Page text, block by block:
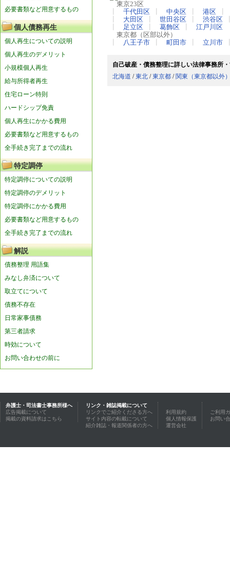
必要書類など用意するもの
個人債務再生
個人再生についての説明
個人再生のデメリット
小規模個人再生
給与所得者再生
住宅ローン特則
ハードシップ免責
個人再生にかかる費用
必要書類など用意するもの
全手続き完了までの流れ
特定調停
特定調停についての説明
特定調停のデメリット
特定調停にかかる費用
必要書類など用意するもの
全手続き完了までの流れ
解説
債務整理 用語集
みなし弁済について
取立てについて
債務不存在
日常家事債務
第三者請求
時効について
お問い合わせの前に
東京23区
千代田区 中央区 港区
大田区 世田谷区 渋谷区
足立区 葛飾区 江戸川区
東京都（区部以外）
八王子市 町田市 立川市
自己破産・債務整理に詳しい法律事務所
北海道 /東北 /東京都 / 関東（東京都以外
弁護士・司法書士事務所様へ
広告掲載について
掲載の資料請求はこちら
リンク・雑誌掲載について
リンクでご紹介くださる方へ
サイト内容の転載について
紹介雑誌・報道関係者の方へ
利用規約
個人情報保護
運営会社
ご利用
お問い